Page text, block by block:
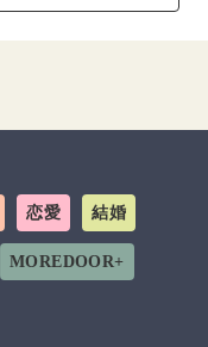
恋愛 結婚
MOREDOOR+